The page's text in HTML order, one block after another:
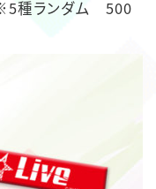
種ランダム 500